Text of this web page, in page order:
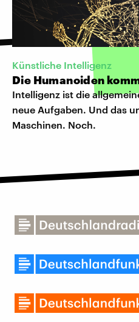
Künstliche Intelligenz
Die Humanoiden
Intelligenz ist die
neue Aufgaben. Und das
Maschinen. Noch.